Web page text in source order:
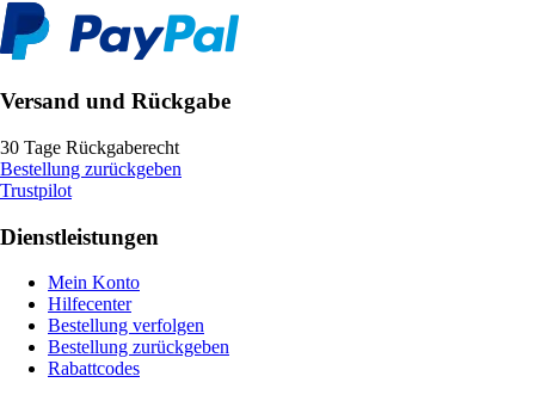
Versand und Rückgabe
30 Tage Rückgaberecht
Bestellung zurückgeben
Trustpilot
Dienstleistungen
Mein Konto
Hilfecenter
Bestellung verfolgen
Bestellung zurückgeben
Rabattcodes